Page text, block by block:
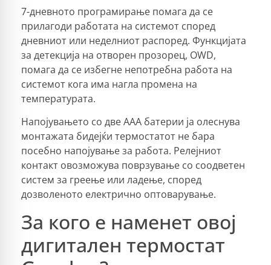
7-дневното програмирање помага да се
прилагоди работата на системот според
дневниот или неделниот распоред. Функцијата
за детекција на отворен прозорец, OWD,
помага да се избегне непотребна работа на
системот кога има нагла промена на
температурата.
Напојувањето со две AAA батерии ја олеснува
монтажата бидејќи термостатот не бара
посебно напојување за работа. Релејниот
контакт овозможува поврзување со соодветен
систем за греење или ладење, според
дозволеното електрично оптоварување.
За кого е наменет овој
дигитален термостат